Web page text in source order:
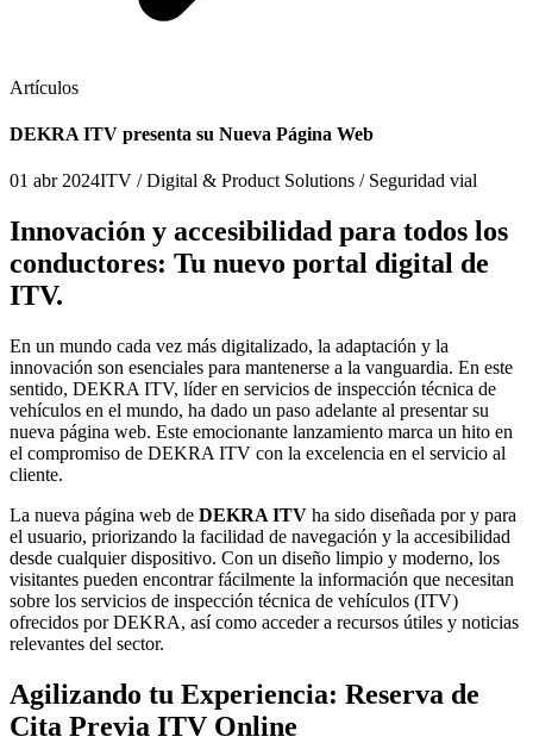
Artículos
DEKRA ITV presenta su Nueva Página Web
01 abr 2024ITV / Digital & Product Solutions / Seguridad vial
Innovación y accesibilidad para todos los
conductores: Tu nuevo portal digital de
ITV.
En un mundo cada vez más digitalizado, la adaptación y la
innovación son esenciales para mantenerse a la vanguardia. En este
sentido, DEKRA ITV, líder en servicios de inspección técnica de
vehículos en el mundo, ha dado un paso adelante al presentar su
nueva página web. Este emocionante lanzamiento marca un hito en
el compromiso de DEKRA ITV con la excelencia en el servicio al
cliente.
La nueva página web de DEKRA ITV ha sido diseñada por y para
el usuario, priorizando la facilidad de navegación y la accesibilidad
desde cualquier dispositivo. Con un diseño limpio y moderno, los
visitantes pueden encontrar fácilmente la información que necesitan
sobre los servicios de inspección técnica de vehículos (ITV)
ofrecidos por DEKRA, así como acceder a recursos útiles y noticias
relevantes del sector.
Agilizando tu Experiencia: Reserva de
Cita Previa ITV Online